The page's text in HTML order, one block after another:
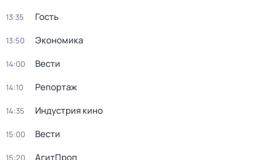
13:35 Гость
13:50 Экономика
14:00 Вести
14:10 Репортаж
14:35 Индустрия кино
15:00 Вести
15:20 АгитПроп